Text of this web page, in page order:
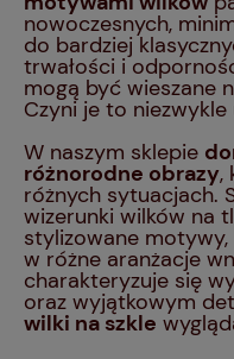
nowoczesnych,
do bardziej
trwałości i
mogą być wieszane
Czyni je to
W naszym sklepie
różnorodne obrazy,
różnych sytuacjach.
wizerunki wilków na
stylizowane
w różne aranżacje
charakteryzuje się
oraz wyjątkowym
wilki na szkle